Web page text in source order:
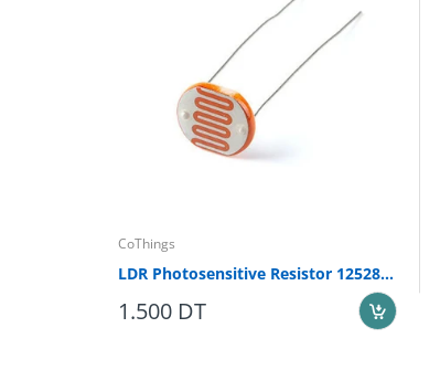
CoThings
LDR Photosensitive Resistor 12528 10-20K
1.500 DT